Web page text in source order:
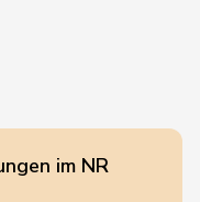
im NR